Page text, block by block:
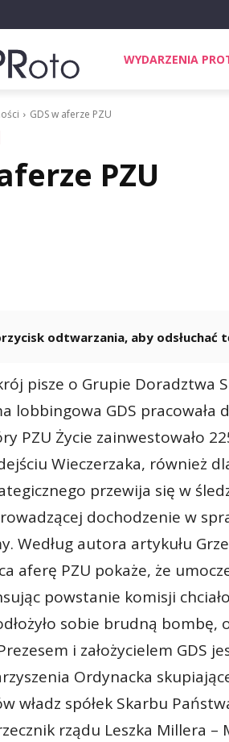
WYDARZENIA
GDS w aferze PZU
PZU
przycisk odtwarzania, aby odsłuchać
pisze o Grupie Doradztwa
lobbingowa GDS pracowała
PZU Życie zainwestowało
Wieczerzaka, również
przewija się w
dochodzenie w
Według autora artykułu
aferę PZU pokaże, że
powstanie komisji
sobie brudną
i założycielem GDS
Ordynacka
władz spółek Skarbu
rządu Leszka Millera